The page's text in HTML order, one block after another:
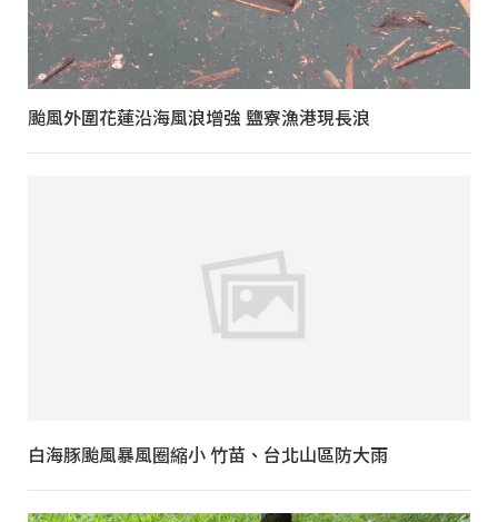
颱風外圍花蓮沿海風浪增強 鹽寮漁港現長浪
白海豚颱風暴風圈縮小 竹苗、台北山區防大雨